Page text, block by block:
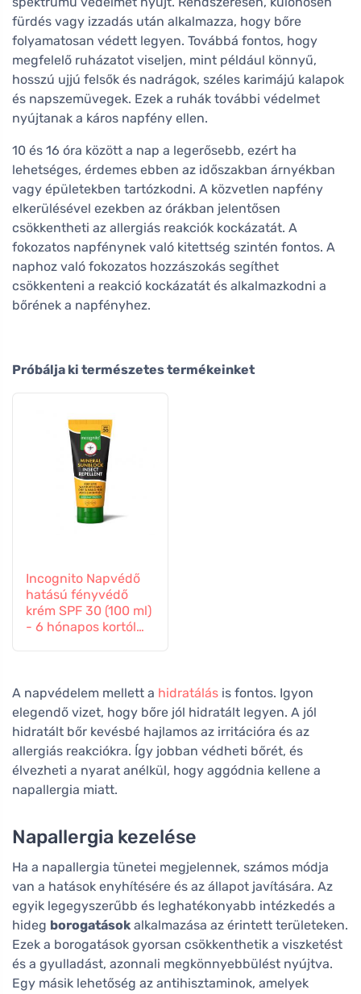
fürdés vagy izzadás után alkalmazza, hogy bőre
folyamatosan védett legyen. Továbbá fontos, hogy
megfelelő ruházatot viseljen, mint például könnyű,
hosszú ujjú felsők és nadrágok, széles karimájú kalapok
és napszemüvegek. Ezek a ruhák további védelmet
nyújtanak a káros napfény ellen.
10 és 16 óra között a nap a legerősebb, ezért ha
lehetséges, érdemes ebben az időszakban árnyékban
vagy épületekben tartózkodni. A közvetlen napfény
elkerülésével ezekben az órákban jelentősen
csökkentheti az allergiás reakciók kockázatát. A
fokozatos napfénynek való kitettség szintén fontos. A
naphoz való fokozatos hozzászokás segíthet
csökkenteni a reakció kockázatát és alkalmazkodni a
bőrének a napfényhez.
Próbálja ki természetes termékeinket
Incognito Napvédő
hatású fényvédő
krém SPF 30 (100 ml)
- 6 hónapos kortól
A napvédelem mellett a hidratálás is fontos. Igyon
elegendő vizet, hogy bőre jól hidratált legyen. A jól
hidratált bőr kevésbé hajlamos az irritációra és az
allergiás reakciókra. Így jobban védheti bőrét, és
élvezheti a nyarat anélkül, hogy aggódnia kellene a
napallergia miatt.
Napallergia kezelése
Ha a napallergia tünetei megjelennek, számos módja
van a hatások enyhítésére és az állapot javítására. Az
egyik legegyszerűbb és leghatékonyabb intézkedés a
hideg borogatások alkalmazása az érintett területeken.
Ezek a borogatások gyorsan csökkenthetik a viszketést
és a gyulladást, azonnali megkönnyebbülést nyújtva.
Egy másik lehetőség az antihisztaminok, amelyek